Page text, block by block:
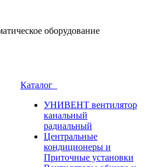
оборудование
Каталог
УНИВЕНТ вентилятор
канальный
радиальный
Центральные
кондиционеры и
Приточные установки